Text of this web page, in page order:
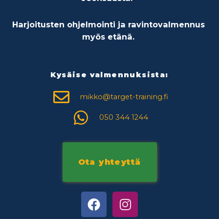
Harjoitusten ohjelmointi ja ravintovalmennus
myös etänä.
Kysäise valmennuksista:
mikko@target-training.fi
050 344 1244
Ota yhteyttä
F
a
I
n